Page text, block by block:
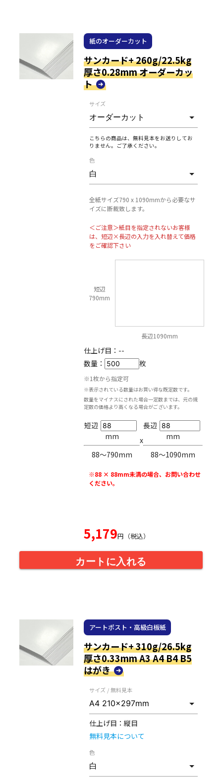
紙のオーダーカット
サンカード+ 260g/22.5kg
厚さ0.28mm オーダーカッ
ト
サイズ
こちらの商品は、無料見本をお送りしてお
りません。ご了承ください。
色
全紙サイズ790 x 1090mmから必要なサ
イズに断裁致します。
＜ご注意＞紙目を指定されないお客様
は、短辺×長辺の入力を入れ替えて価格
をご確認下さい
短辺
790mm
長辺1090mm
仕上げ目： --
数量：
枚
※1枚から指定可
※表示されている数量はお買い得な既定数です。
数量をマイナスにされた場合一定数までは、元の規
定数の価格より高くなる場合がございます。
短辺
mm
88〜790mm
x
長辺
mm
88〜1090mm
※88 × 88mm未満の場合、お問い合わせ
ください。
5,179円（税込）
カートに入れる
アートポスト・高級白板紙
サンカード+ 310g/26.5kg
厚さ0.33mm A3 A4 B4 B5
はがき
サイズ / 無料見本
仕上げ目： 縦目
無料見本について
色